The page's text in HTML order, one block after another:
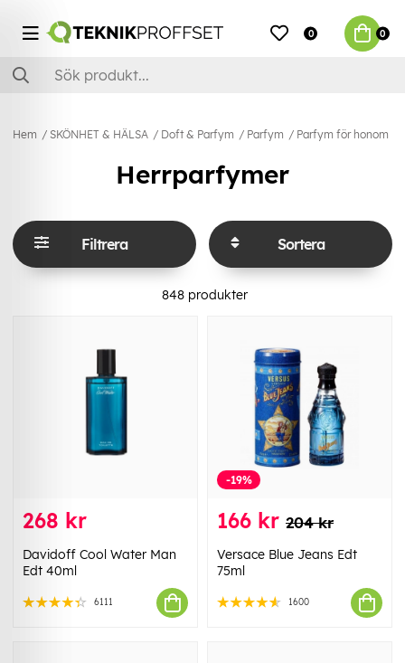
0 0
Hem SKÖNHET & HÄLSA Doft & Parfym Parfym Parfym för honom
Herrparfymer
Filtrera Sortera
848produkter
268 kr
Davidoff Cool Water Man
Edt 40ml
6111
-19%
166 kr 204 kr
Versace Blue Jeans Edt
75ml
1600